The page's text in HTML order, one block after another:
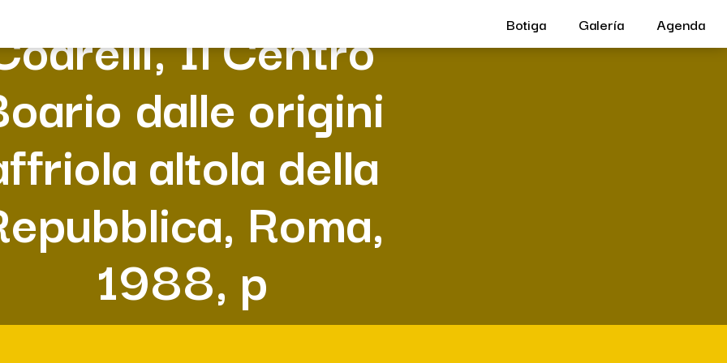
Botiga Galería Agenda
Il Centro
dalle origini
altola della
Roma,
1988, p